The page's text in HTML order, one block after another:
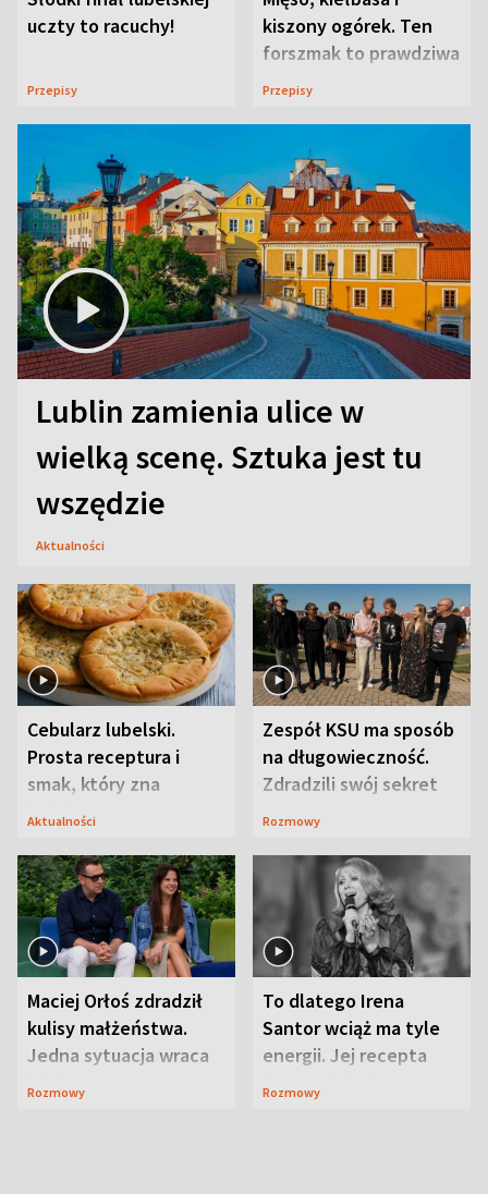
uczty to racuchy!
Przepisy
kiszony ogórek. Ten
forszmak to prawdziwa
uczta
Przepisy
Lublin zamienia ulice w
wielką scenę. Sztuka jest tu
wszędzie
Aktualności
Cebularz lubelski.
Prosta receptura i
smak, który zna
Lubelszczyzna
Aktualności
Zespół KSU ma sposób
na długowieczność.
Zdradzili swój sekret
Rozmowy
Maciej Orłoś zdradził
kulisy małżeństwa.
Jedna sytuacja wraca
jak bumerang
Rozmowy
To dlatego Irena
Santor wciąż ma tyle
energii. Jej recepta
jest zaskakująco
Rozmowy